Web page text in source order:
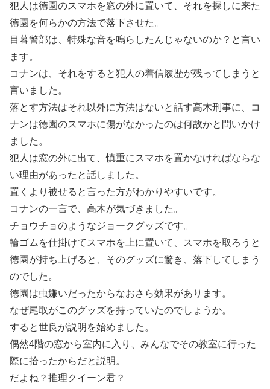
犯人は徳園のスマホを窓の外に置いて、それを探しに来た
徳園を何らかの方法で落下させた。
目暮警部は、特殊な音を鳴らしたんじゃないのか？と言い
ます。
コナンは、それをすると犯人の着信履歴が残ってしまうと
言いました。
落とす方法はそれ以外に方法はないと話す高木刑事に、コ
ナンは徳園のスマホに傷がなかったのは何故かと問いかけ
ました。
犯人は窓の外に出て、慎重にスマホを置かなければならな
い理由があったと話しました。
置くより被せると言った方がわかりやすいです。
コナンの一言で、高木が気づきました。
チョウチョのようなジョークグッズです。
輪ゴムを仕掛けてスマホを上に置いて、スマホを取ろうと
徳園が持ち上げると、そのグッズに驚き、落下してしまう
のでした。
徳園は虫嫌いだったからなおさら効果があります。
なぜ尾取がこのグッズを持っていたのでしょうか。
すると世良が説明を始めました。
偶然4階の窓から室内に入り、みんなでその教室に行った
際に拾ったからだと説明。
だよね？推理クイーン君？